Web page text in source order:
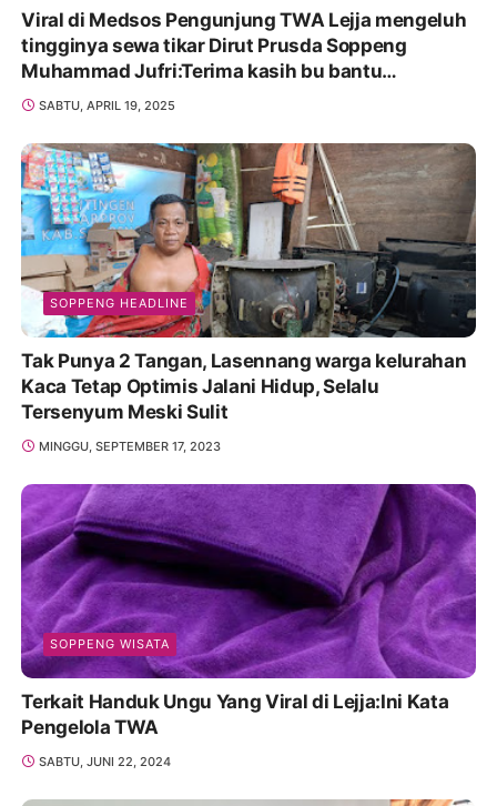
Viral di Medsos Pengunjung TWA Lejja mengeluh
tingginya sewa tikar Dirut Prusda Soppeng
Muhammad Jufri:Terima kasih bu bantu
Promosikan
SABTU, APRIL 19, 2025
SOPPENG HEADLINE
Tak Punya 2 Tangan, Lasennang warga kelurahan
Kaca Tetap Optimis Jalani Hidup, Selalu
Tersenyum Meski Sulit
MINGGU, SEPTEMBER 17, 2023
SOPPENG WISATA
Terkait Handuk Ungu Yang Viral di Lejja:Ini Kata
Pengelola TWA
SABTU, JUNI 22, 2024